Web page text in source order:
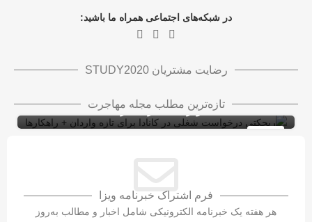
در شبکه‌های اجتماعی همراه ما باشید:
رضایت مشتریان STUDY2020
ویزای کار
ویزای کاری کانادا با LMIA
تازه‌ترین مطلب مجله مهاجرت
واردان + راهکارها
فرم اشتراک خبرنامه ویزا
هر هفته یک خبرنامه الکترونیکی شامل اخبار و مطالب به‌روز